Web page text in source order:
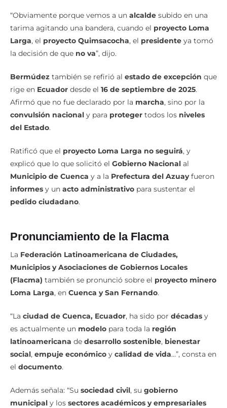
“Obviamente porque vemos a un alcalde subido en una
tarima agitando una bandera, cuando el proyecto Loma
Larga, el proyecto Quimsacocha, el presidente ya tomó
la decisión de que no va”, dijo.
Bermúdez también se refirió al estado de excepción que
rige en Ecuador desde el 16 de septiembre de 2025.
Afirmó que no fue declarado por la marcha, sino por la
convulsión nacional y para proteger todos los niveles
del Estado.
Ratificó que el proyecto Loma Larga no seguirá, y
explicó que lo que solicitó el Gobierno Nacional al
Municipio de Cuenca y a la Prefectura del Azuayfueron
informes y un acto administrativo para sustentar el
pedido ciudadano.
Pronunciamiento de la Flacma
La Federación Latinoamericana de Ciudades,
Municipios y Asociaciones de Gobiernos Locales
(Flacma) también se pronunció sobre el proyecto minero
Loma Larga, en Cuenca y San Fernando.
“La ciudad de Cuenca, Ecuador, ha sido por décadas y
es actualmente un modelo para toda la región
latinoamericana de desarrollo sostenible, bienestar
social, empuje económico y calidad de vida…”, consta en
el documento.
Además señala: “Su sociedad civil, su gobierno
municipal y los sectores académicos y empresariales